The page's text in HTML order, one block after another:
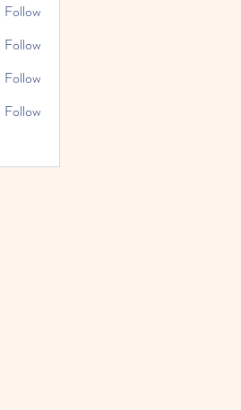
Follow
Follow
Follow
Follow